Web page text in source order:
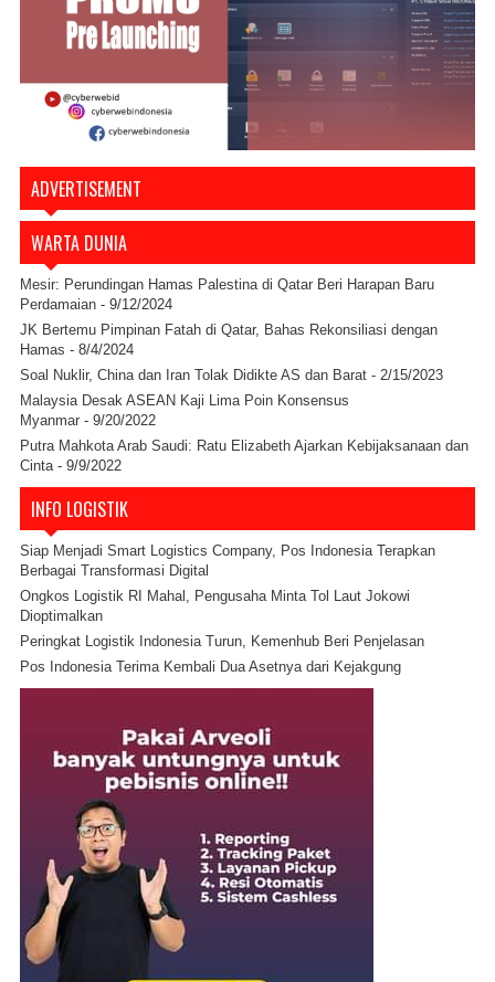
ADVERTISEMENT
WARTA DUNIA
Mesir: Perundingan Hamas Palestina di Qatar Beri Harapan Baru
Perdamaian - 9/12/2024
JK Bertemu Pimpinan Fatah di Qatar, Bahas Rekonsiliasi dengan
Hamas - 8/4/2024
Soal Nuklir, China dan Iran Tolak Didikte AS dan Barat - 2/15/2023
Malaysia Desak ASEAN Kaji Lima Poin Konsensus
Myanmar - 9/20/2022
Putra Mahkota Arab Saudi: Ratu Elizabeth Ajarkan Kebijaksanaan dan
Cinta - 9/9/2022
INFO LOGISTIK
Siap Menjadi Smart Logistics Company, Pos Indonesia Terapkan
Berbagai Transformasi Digital
Ongkos Logistik RI Mahal, Pengusaha Minta Tol Laut Jokowi
Dioptimalkan
Peringkat Logistik Indonesia Turun, Kemenhub Beri Penjelasan
Pos Indonesia Terima Kembali Dua Asetnya dari Kejakgung